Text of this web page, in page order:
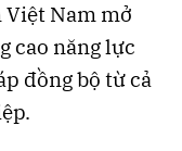
Nam mở
cao năng lực
đồng bộ từ cả